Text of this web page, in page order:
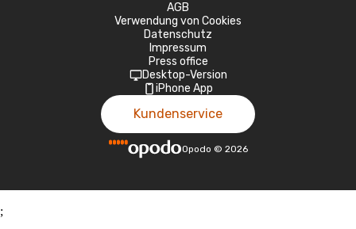
AGB
Verwendung von Cookies
Datenschutz
Impressum
Press office
Desktop-Version
iPhone App
Kundenservice
Opodo © 2026
;